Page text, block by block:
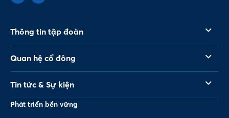
Thông tin tập đoàn
Quan hệ cổ đông
Tin tức & Sự kiện
Phát triển bền vững